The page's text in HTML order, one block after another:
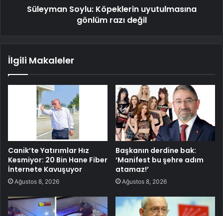
Süleyman Soylu: Köpeklerin uyutulmasına
gönlüm razı değil
İlgili Makaleler
Canik’te Yatırımlar Hız
Kesmiyor: 20 Bin Hane Fiber
İnternete Kavuşuyor
Ağustos 8, 2026
Başkanın derdine bak:
‘Manifest bu şehre adım
atamaz!’
Ağustos 8, 2026